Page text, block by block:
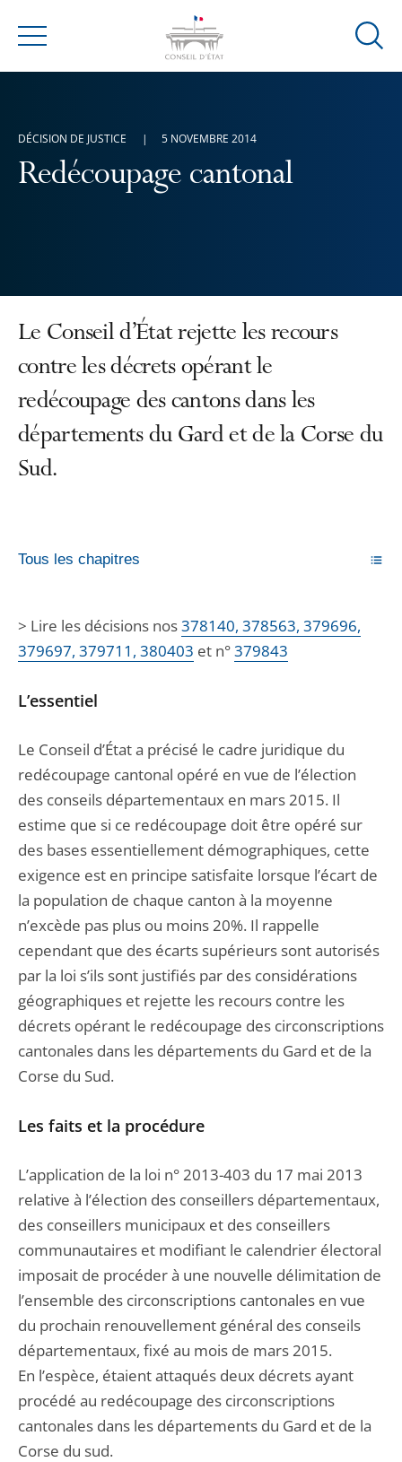
Menu
Ouvrir
Redécoupage cantonal
DÉCISION DE JUSTICE 5 NOVEMBRE 2014
Le Conseil d’État rejette les recours
contre les décrets opérant le
redécoupage des cantons dans les
départements du Gard et de la Corse du
Sud.
Tous les chapitres
> Lire les décisions nos378140, 378563, 379696,
379697, 379711, 380403 et n°379843
L’essentiel
Le Conseil d’État a précisé le cadre juridique du
redécoupage cantonal opéré en vue de l’élection
des conseils départementaux en mars 2015. Il
estime que si ce redécoupage doit être opéré sur
des bases essentiellement démographiques, cette
exigence est en principe satisfaite lorsque l’écart de
la population de chaque canton à la moyenne
n’excède pas plus ou moins 20%. Il rappelle
cependant que des écarts supérieurs sont autorisés
par la loi s’ils sont justifiés par des considérations
géographiques et rejette les recours contre les
décrets opérant le redécoupage des circonscriptions
cantonales dans les départements du Gard et de la
Corse du Sud.
Les faits et la procédure
L’application de la loi n° 2013-403 du 17 mai 2013
relative à l’élection des conseillers départementaux,
des conseillers municipaux et des conseillers
communautaires et modifiant le calendrier électoral
imposait de procéder à une nouvelle délimitation de
l’ensemble des circonscriptions cantonales en vue
du prochain renouvellement général des conseils
départementaux, fixé au mois de mars 2015.
En l’espèce, étaient attaqués deux décrets ayant
procédé au redécoupage des circonscriptions
cantonales dans les départements du Gard et de la
Corse du sud.